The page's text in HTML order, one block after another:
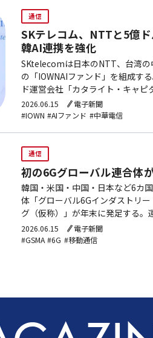
通信
SKテレコム、NTTと5億
韓AI連携を強化
SKtelecomは日本のNTT、台湾
の「IOWNAIファンド」を組成す
ド運営会社「カタライト・キャ
AI半導体、AIソフトウェアなど幅
ー・東芝など約20社が出資参加へ
2026.06.15
電子新聞
#IOWN #AIファンド #中華電信
通信
初の6Gグローバル連合体
韓国・米国・中国・日本など6カ
体「グローバル6Gインダストリ
グ（仮称）」が年末に発足する。
技術・標準化・政策の早期分化を
6Gフォーラムは、12月開催の「
2026.06.15
電子新聞
#GSMA #6G #移動通信